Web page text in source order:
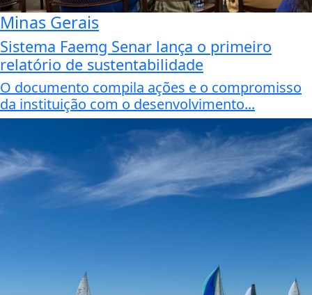
Minas Gerais
Sistema Faemg Senar lança o primeiro
relatório de sustentabilidade
O documento compila ações e o compromisso
da instituição com o desenvolvimento...